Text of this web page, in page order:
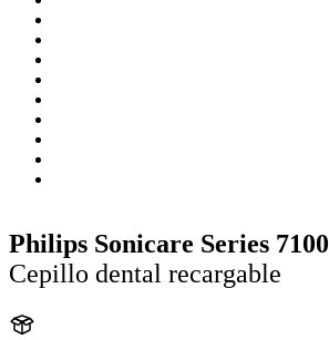
Philips Sonicare Series 7100
Cepillo dental recargable